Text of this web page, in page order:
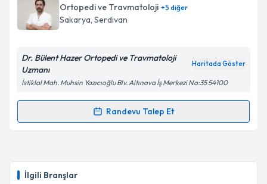
İlgili Branşlar
E-posta Adresiniz
Kişisel verilerimin işlenmesine ilişkin
Metni'ni okudum ve kişisel verilerimin belirtilen
kapsamda işlenmesini kabul ediyorum.
Ortopedi ve Travmatoloji +5 diğer
Sakarya, Serdivan
Dr. Bülent Hazer Ortopedi ve Travmatoloji
Uzmanı
Haritada Göster
İstiklal Mah. Muhsin Yazıcıoğlu Blv. Altınova İş Merkezi No:35 54100
Randevu Talep Et
Randevu Takvimi Talebi
takvim hazırlandığında e-posta ile bilgilendireceğiz.